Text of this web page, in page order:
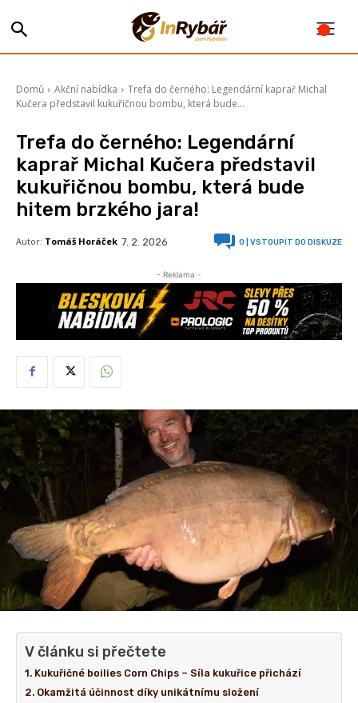
Domů Akční nabídka
Trefa do černého: Legendární kaprař Michal
Kučera představil kukuřičnou bombu, která bude...
Trefa do černého: Legendární
kaprař Michal Kučera představil
kukuřičnou bombu, která bude
hitem brzkého jara!
Autor: Tomáš Horáček 7. 2. 2026 0 | VSTOUPIT DO DISKUZE
- Reklama -
V článku si přečtete
Kukuřičné boilies Corn Chips – Síla kukuřice přichází
Okamžitá účinnost díky unikátnímu složení